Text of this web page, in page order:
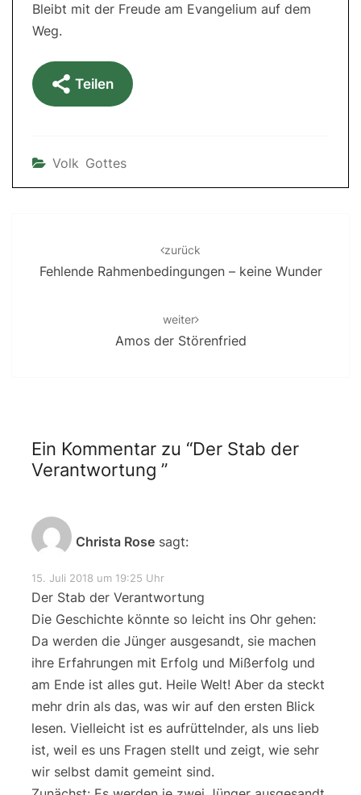
Bleibt mit der Freude am Evangelium auf dem
Weg.
Teilen
Volk Gottes
zurück
Fehlende Rahmenbedingungen – keine Wunder
weiter
Amos der Störenfried
Ein Kommentar zu “Der Stab der
Verantwortung ”
Christa Rose sagt:
15. Juli 2018 um 19:25 Uhr
Der Stab der Verantwortung
Die Geschichte könnte so leicht ins Ohr gehen:
Da werden die Jünger ausgesandt, sie machen
ihre Erfahrungen mit Erfolg und Mißerfolg und
am Ende ist alles gut. Heile Welt! Aber da steckt
mehr drin als das, was wir auf den ersten Blick
lesen. Vielleicht ist es aufrüttelnder, als uns lieb
ist, weil es uns Fragen stellt und zeigt, wie sehr
wir selbst damit gemeint sind.